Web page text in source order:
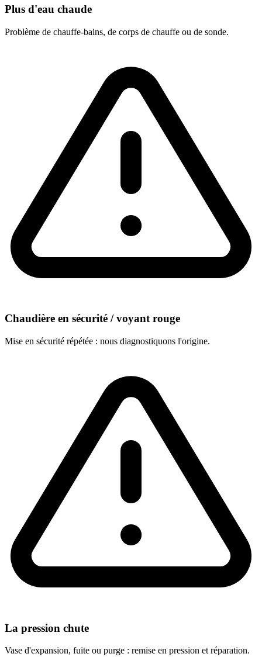
Plus d'eau chaude
Problème de chauffe-bains, de corps de chauffe ou de sonde.
Chaudière en sécurité / voyant rouge
Mise en sécurité répétée : nous diagnostiquons l'origine.
La pression chute
Vase d'expansion, fuite ou purge : remise en pression et réparation.